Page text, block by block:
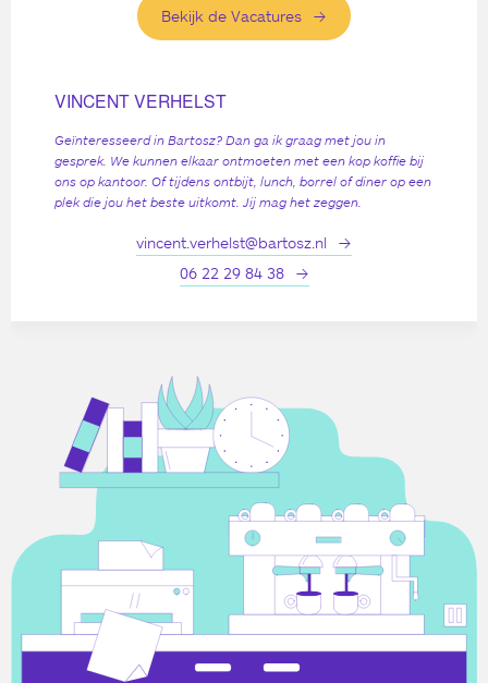
Bekijk de Vacatures
VINCENT VERHELST
Geïnteresseerd in Bartosz? Dan ga ik graag met jou in
gesprek. We kunnen elkaar ontmoeten met een kop koffie bij
ons op kantoor. Of tijdens ontbijt, lunch, borrel of diner op een
plek die jou het beste uitkomt. Jij mag het zeggen.
vincent.verhelst@bartosz.nl
06 22 29 84 38